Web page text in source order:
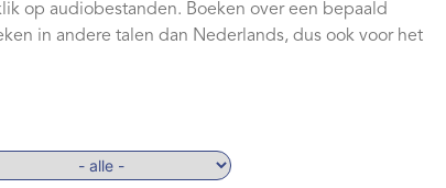
op audiobestanden. Boeken over een bepaald
in andere talen dan Nederlands, dus ook voor het